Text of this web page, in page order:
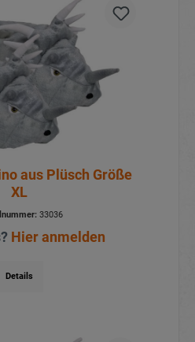
aus Plüsch Größe
XL
33036
Hier anmelden
Details